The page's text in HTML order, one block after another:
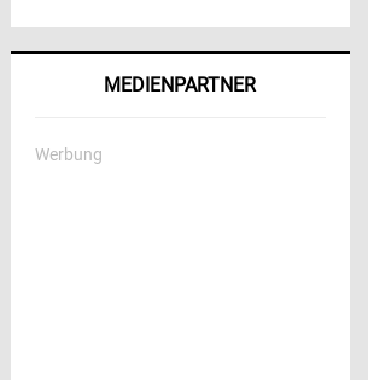
MEDIENPARTNER
Werbung